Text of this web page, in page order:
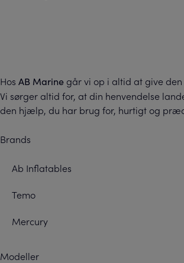
Hos AB Marine går vi op i altid at give
Vi sørger altid for, at din henvendelse
den hjælp, du har brug for, hurtigt og
Brands
Ab Inflatables
Temo
Mercury
Modeller